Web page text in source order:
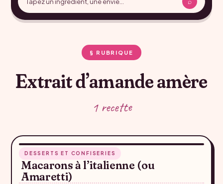
§ RUBRIQUE
Extrait d’amande amère
1 recette
DESSERTS ET CONFISERIES
Macarons à l’italienne (ou
Amaretti)